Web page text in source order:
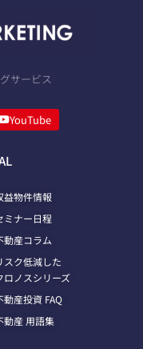
サービス
YouTube
益物件情報
ミナー日程
動産コラム
スク低減した
ロノスシリーズ
動産投資 FAQ
動産 用語集